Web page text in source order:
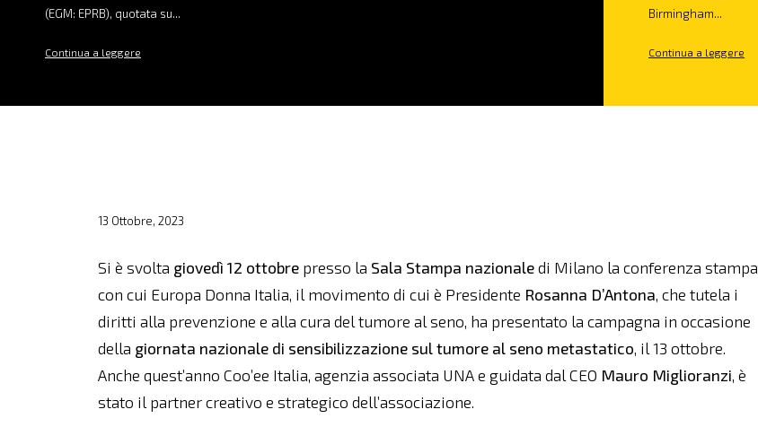
(EGM: EPRB), quotata su...
Continua a leggere
Birmingham...
Continua a leggere
13 Ottobre, 2023
Si è svolta giovedì 12 ottobre presso la Sala Stampa nazionaledi Milano la conferenza stampa
con cui Europa Donna Italia, il movimento di cui è Presidente Rosanna D’Antona, che tutela i
diritti alla prevenzione e alla cura del tumore al seno, ha presentato la campagna in occasione
della giornata nazionale di sensibilizzazione sul tumore al seno metastatico, il 13 ottobre.
Anche quest’anno Coo’ee Italia, agenzia associata UNA e guidata dal CEO Mauro Miglioranzi, è
stato il partner creativo e strategico dell’associazione.